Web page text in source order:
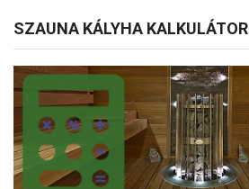
SZAUNA KÁLYHA KALKULÁTOR